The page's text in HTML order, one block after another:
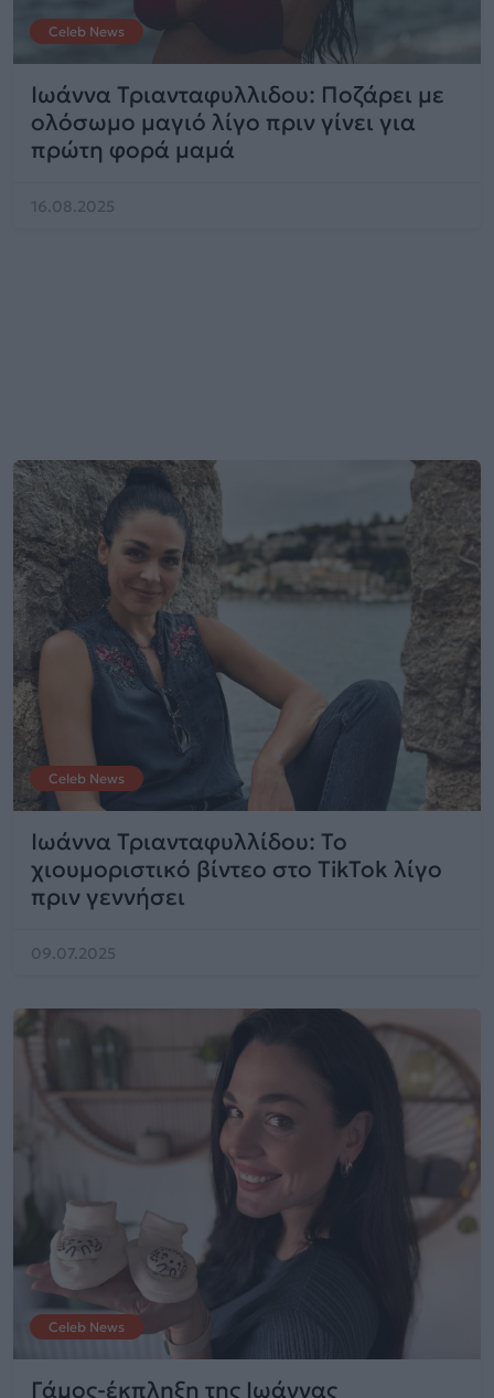
Celeb News
Ιωάννα Τριανταφυλλιδου: Ποζάρει με
ολόσωμο μαγιό λίγο πριν γίνει για
πρώτη φορά μαμά
16.08.2025
Celeb News
Ιωάννα Τριανταφυλλίδου: Το
χιουμοριστικό βίντεο στο TikTok λίγο
πριν γεννήσει
09.07.2025
Celeb News
Γάμος-έκπληξη της Ιωάννας